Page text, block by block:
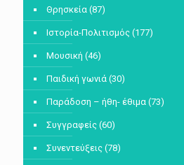
Θρησκεία (87)
Ιστορία-Πολιτισμός (177)
Μουσική (46)
Παιδική γωνιά (30)
Παράδοση – ήθη- έθιμα (73)
Συγγραφείς (60)
Συνεντεύξεις (78)